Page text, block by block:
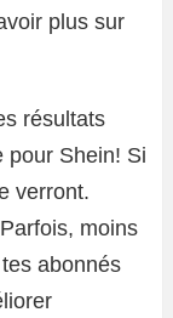
plus sur
résultats
pour Shein! Si
verront.
Parfois, moins
abonnés